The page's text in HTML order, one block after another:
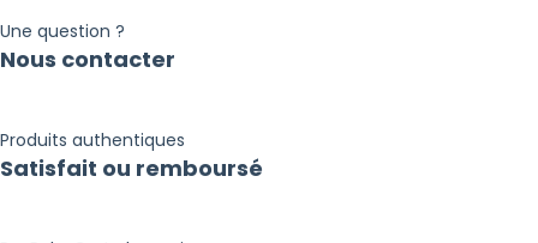
Une question ?
Nous contacter
Produits authentiques
Satisfait ou remboursé